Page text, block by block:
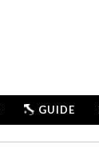
GUIDE